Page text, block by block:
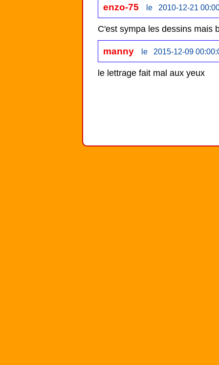
enzo-75 le 2010-12-21
C'est sympa les dessins mais
manny le 2015-12-09
le lettrage fait mal aux yeux